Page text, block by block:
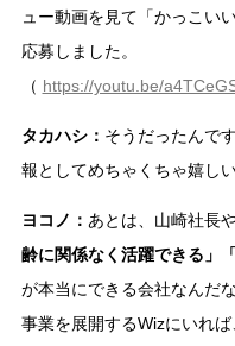
ュー動画を見て「かっこい
応募しました。
（ https://youtu.be/
タカハシ： そうだったんで
報としてめちゃくちゃ嬉し
ヨコノ： あとは、山崎社長
齢に関係なく活躍できる」
が本当にできる会社なんだ
事業を展開するWizにいれ